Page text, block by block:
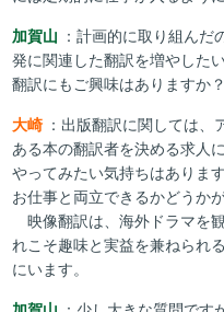
加賀山 ：計画的に取り組ん
発に関連した翻訳を増やした
翻訳にもご興味はありますか？
大崎 ：出版翻訳に関しては、
ある本の翻訳者を決める求人
やってみたい気持ちはありま
お仕事と両立できるかどうか
映像翻訳は、海外ドラマを
れこそ趣味と実益を兼ねられ
にいます。